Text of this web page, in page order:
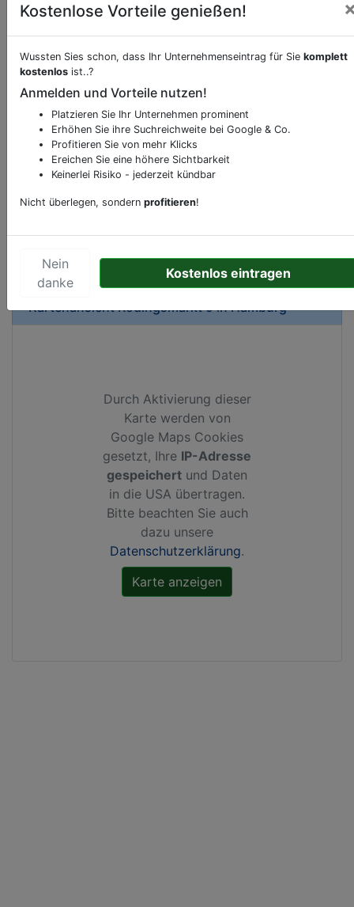
Beschreibung & Services von
Sie möchten eine Beschreibung, Dienstleistung
oder andere relevante Informationen hinzufügen?
Klicken Sie bittehierum uns zu kontaktieren.
Gerne erweitern wir Ihren Firmeneintrag um
Ihr Unternehmen anbietet und womit Sie sich von
Ihren Wettbewerbern abheben.
KartenansichtRödingsmarkt 9inHamburg
Durch Aktivierung dieser
Karte werden von
Google Maps Cookies
gesetzt, Ihre IP-Adresse
gespeichert und Daten
in die USA übertragen.
Bitte beachten Sie auch
dazu unsere
Datenschutzerklärung.
Kostenlose Vorteile genießen!
Wussten Sies schon, dass Ihr Unternehmenseintrag für Sie komplett
kostenlos ist..?
Anmelden und Vorteile nutzen!
Platzieren Sie Ihr Unternehmen prominent
Erhöhen Sie ihre Suchreichweite bei Google & Co.
Profitieren Sie von mehr Klicks
Ereichen Sie eine höhere Sichtbarkeit
Keinerlei Risiko - jederzeit kündbar
Nicht überlegen, sondern profitieren!
Nein
danke
Kostenlos eintragen